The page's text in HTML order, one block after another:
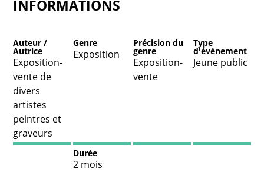
INFORMATIONS
Auteur /
Autrice
Exposition-
vente de
divers
artistes
peintres et
graveurs
Genre
Exposition
Précision du
genre
Exposition-
vente
Type
d'événement
Jeune public
Durée
2 mois